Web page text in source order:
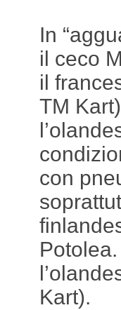
In
il ceco
il
TM
con
Kart).